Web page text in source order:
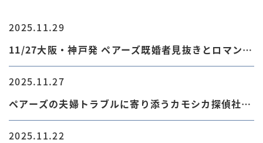
2025.11.29
11/27大阪・神戸発 ペアーズ既婚者見抜きとロマンス
詐欺
2025.11.27
ペアーズの夫婦トラブルに寄り添うカモシカ探偵社の
身辺調査
2025.11.22